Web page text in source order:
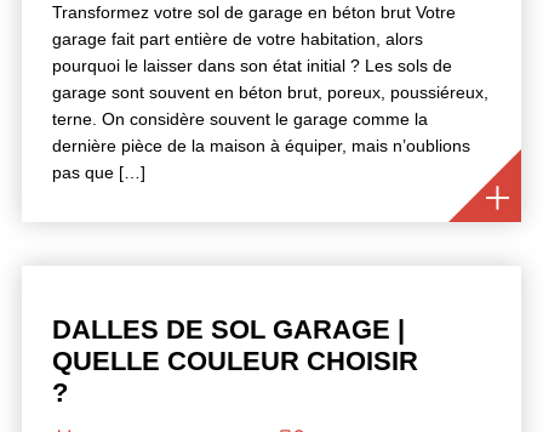
Transformez votre sol de garage en béton brut Votre
garage fait part entière de votre habitation, alors
pourquoi le laisser dans son état initial ? Les sols de
garage sont souvent en béton brut, poreux, poussiéreux,
terne. On considère souvent le garage comme la
dernière pièce de la maison à équiper, mais n’oublions
pas que […]
DALLES DE SOL GARAGE |
QUELLE COULEUR CHOISIR
?